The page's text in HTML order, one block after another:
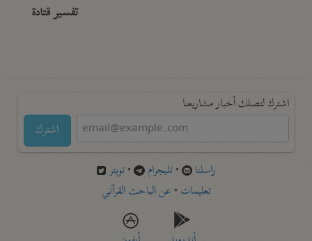
تفسير قتادة
اشترك لتصلك أخبار مشاريعنا
اشترك
راسلنا •تليجرام •تويتر
تعليمات •عن الباحث القرآني